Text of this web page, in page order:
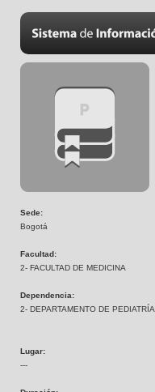
Sede:
Bogotá
Facultad:
2- FACULTAD DE MEDICINA
Dependencia:
2- DEPARTAMENTO DE PEDIATRÍA
Lugar:
---